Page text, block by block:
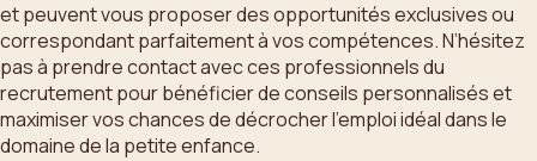
et peuvent vous proposer des opportunités exclusives ou
correspondant parfaitement à vos compétences. N’hésitez
pas à prendre contact avec ces professionnels du
recrutement pour bénéficier de conseils personnalisés et
maximiser vos chances de décrocher l’emploi idéal dans le
domaine de la petite enfance.